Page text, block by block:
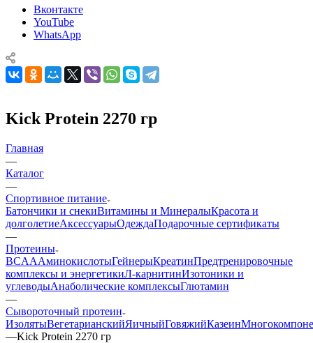
Вконтакте
YouTube
WhatsApp
Kick Protein 2270 гр
Главная
—
Каталог
—
Спортивное питание
Батончики и снекиВитамины и МинералыКрасота и
долголетиеАксессуарыОдеждаПодарочные сертификаты
—
Протеины
BCAAАминокислотыГейнерыКреатинПредтренировочные
комплексы и энергетикиЛ-карнитинИзотоники и
углеводыАнаболические комплексыГлютамин
—
Сывороточный протеин
ИзолятыВегетарианскийЯичныйГовяжийКазеин
—Kick Protein 2270 гр